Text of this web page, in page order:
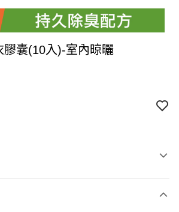
膠囊(10入)-室內晾曬